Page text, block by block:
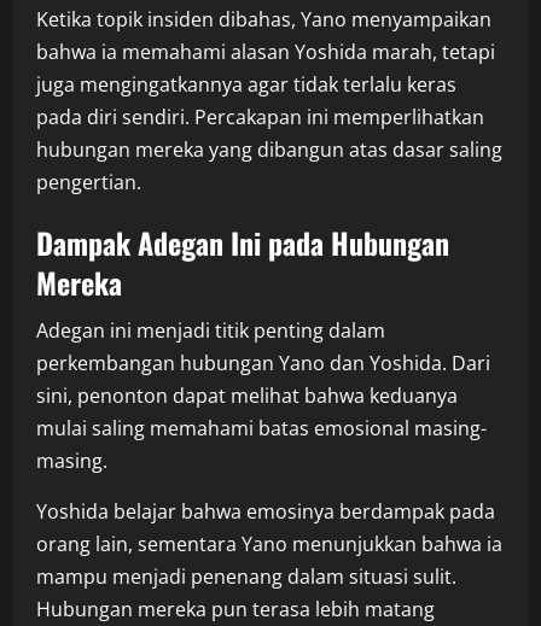
Ketika topik insiden dibahas, Yano menyampaikan
bahwa ia memahami alasan Yoshida marah, tetapi
juga mengingatkannya agar tidak terlalu keras
pada diri sendiri. Percakapan ini memperlihatkan
hubungan mereka yang dibangun atas dasar saling
pengertian.
Dampak Adegan Ini pada Hubungan
Mereka
Adegan ini menjadi titik penting dalam
perkembangan hubungan Yano dan Yoshida. Dari
sini, penonton dapat melihat bahwa keduanya
mulai saling memahami batas emosional masing-
masing.
Yoshida belajar bahwa emosinya berdampak pada
orang lain, sementara Yano menunjukkan bahwa ia
mampu menjadi penenang dalam situasi sulit.
Hubungan mereka pun terasa lebih matang